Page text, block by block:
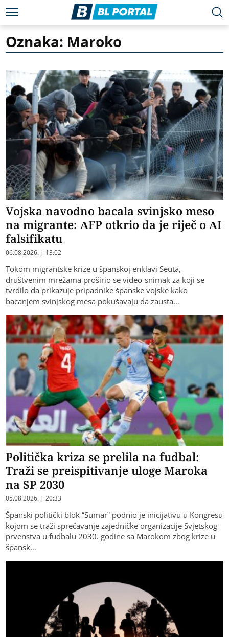
Oznaka: Maroko
Vojska navodno bacala svinjsko meso
na migrante: AFP otkrio da je riječ o AI
falsifikatu
06.08.2026. | 13:02
Tokom migrantske krize u španskoj enklavi Seuta,
društvenim mrežama proširio se video-snimak za koji se
tvrdilo da prikazuje pripadnike španske vojske kako
bacanjem svinjskog mesa pokušavaju da zausta…
Politička kriza se prelila na fudbal:
Traži se preispitivanje uloge Maroka
na SP 2030
05.08.2026. | 20:33
Španski politički blok “Sumar” podnio je inicijativu u Kongresu
kojom se traži sprečavanje zajedničke organizacije Svjetskog
prvenstva u fudbalu 2030. godine sa Marokom zbog krize u
špansk…